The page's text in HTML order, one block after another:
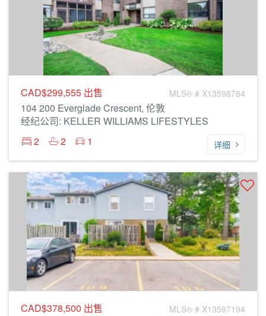
CAD$299,555 出售 MLS® # X13598784
104 200 Everglade Crescent, 伦敦
经纪公司: KELLER WILLIAMS LIFESTYLES
2
2 1 详细
CAD$378,500 出售 MLS® # X13597194